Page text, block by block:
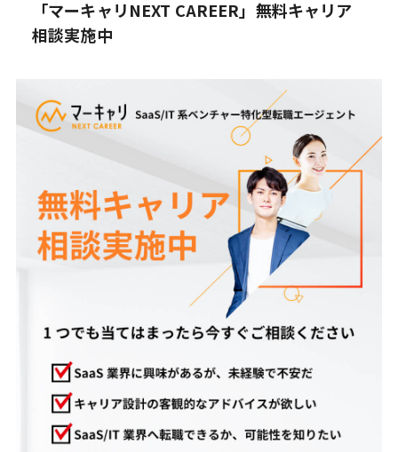
「マーキャリNEXT CAREER」無料キャリア
相談実施中